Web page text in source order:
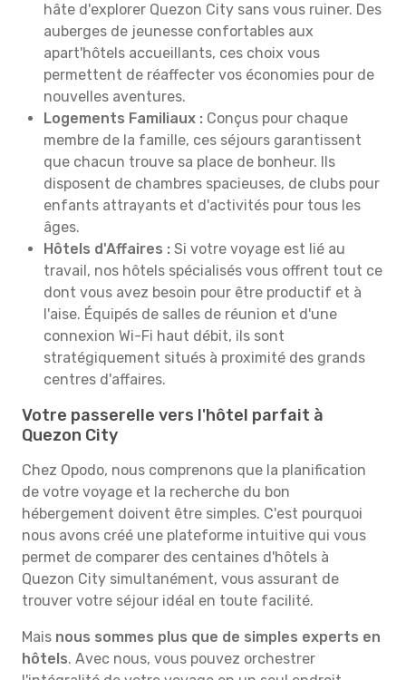
hâte d'explorer Quezon City sans vous ruiner. Des
auberges de jeunesse confortables aux
apart'hôtels accueillants, ces choix vous
permettent de réaffecter vos économies pour de
nouvelles aventures.
Logements Familiaux : Conçus pour chaque
membre de la famille, ces séjours garantissent
que chacun trouve sa place de bonheur. Ils
disposent de chambres spacieuses, de clubs pour
enfants attrayants et d'activités pour tous les
âges.
Hôtels d'Affaires : Si votre voyage est lié au
travail, nos hôtels spécialisés vous offrent tout ce
dont vous avez besoin pour être productif et à
l'aise. Équipés de salles de réunion et d'une
connexion Wi-Fi haut débit, ils sont
stratégiquement situés à proximité des grands
centres d'affaires.
Votre passerelle vers l'hôtel parfait à
Quezon City
Chez Opodo, nous comprenons que la planification
de votre voyage et la recherche du bon
hébergement doivent être simples. C'est pourquoi
nous avons créé une plateforme intuitive qui vous
permet de comparer des centaines d'hôtels à
Quezon City simultanément, vous assurant de
trouver votre séjour idéal en toute facilité.
Mais nous sommes plus que de simples experts en
hôtels. Avec nous, vous pouvez orchestrer